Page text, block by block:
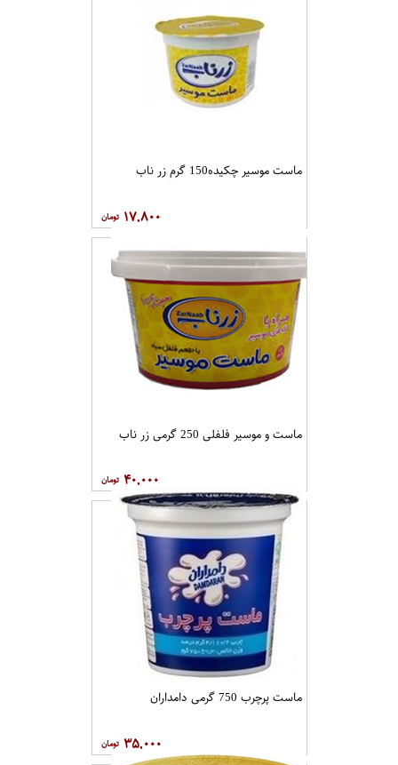
ماست موسیر چکیده150 گرم زر ناب
۱۷,۸۰۰
ماست و موسیر فلفلی 250 گرمی زر ناب
۴۰,۰۰۰
ماست پرچرب 750 گرمی دامداران
۳۵,۰۰۰